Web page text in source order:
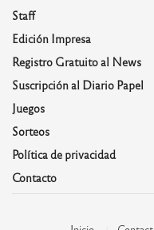
Staff
Edición Impresa
Registro Gratuito al News
Suscripción al Diario Papel
Juegos
Sorteos
Política de privacidad
Contacto